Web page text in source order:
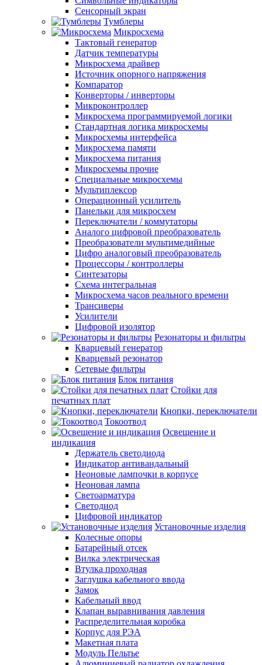
Сенсорный экран
Тумблеры
Микросхема
Тактовый генератор
Датчик температуры
Микросхема драйвер
Источник опорного напряжения
Компаратор
Конверторы / инверторы
Микроконтроллер
Микросхема программируемой логики
Стандартная логика микросхемы
Микросхемы интерфейса
Микросхема памяти
Микросхема питания
Микросхемы прочие
Специальные микросхемы
Мультиплексор
Операционный усилитель
Панельки для микросхем
Переключатели / коммутаторы
Аналого цифровой преобразователь
Преобразователи мультимедийные
Цифро аналоговый преобразователь
Процессоры / контроллеры
Синтезаторы
Схема интегральная
Микросхема часов реального времени
Трансиверы
Усилители
Цифровой изолятор
Резонаторы и фильтры
Кварцевый генератор
Кварцевый резонатор
Сетевые фильтры
Блок питания
Стойки для
печатных плат
Кнопки, переключатели
Токоотвод
Освещение и
индикация
Держатель светодиода
Индикатор антивандальный
Неоновые лампочки в корпусе
Неоновая лампа
Светоарматура
Светодиод
Цифровой индикатор
Установочные изделия
Колесные опоры
Батарейный отсек
Вилка электрическая
Втулка проходная
Заглушка кабельного ввода
Замок
Кабельный ввод
Клапан выравнивания давления
Распределительная коробка
Корпус для РЭА
Макетная плата
Модуль Пельтье